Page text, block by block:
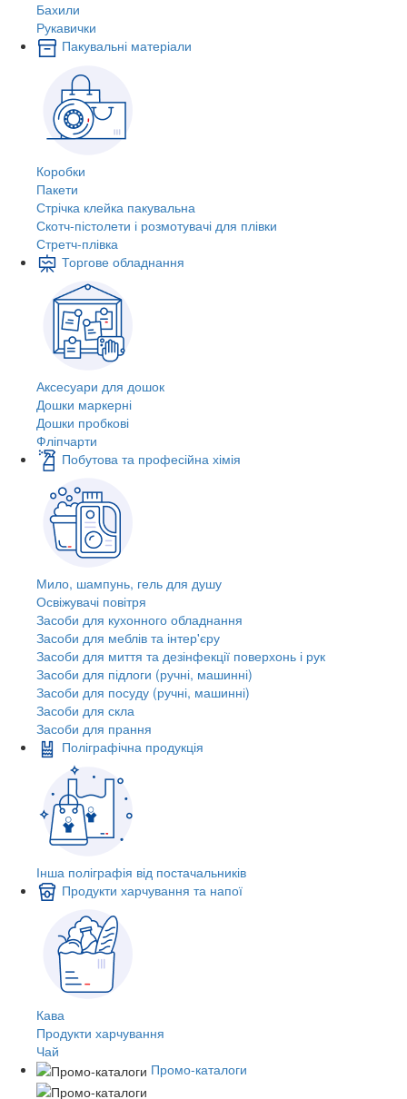
Бахили
Рукавички
Пакувальні матеріали
Коробки
Пакети
Стрічка клейка пакувальна
Скотч-пістолети і розмотувачі для плівки
Стретч-плівка
Торгове обладнання
Аксесуари для дошок
Дошки маркерні
Дошки пробкові
Фліпчарти
Побутова та професійна хімія
Мило, шампунь, гель для душу
Освіжувачі повітря
Засоби для кухонного обладнання
Засоби для меблів та інтер'єру
Засоби для миття та дезінфекції поверхонь і рук
Засоби для підлоги (ручні, машинні)
Засоби для посуду (ручні, машинні)
Засоби для скла
Засоби для прання
Поліграфічна продукція
Інша поліграфія від постачальників
Продукти харчування та напої
Кава
Продукти харчування
Чай
Промо-каталоги